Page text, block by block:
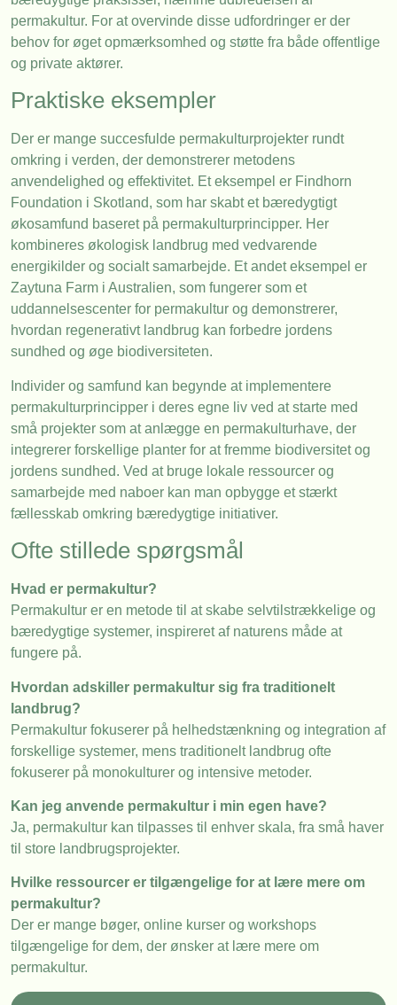
permakultur. For at overvinde disse udfordringer er der
behov for øget opmærksomhed og støtte fra både offentlige
og private aktører.
Praktiske eksempler
Der er mange succesfulde permakulturprojekter rundt
omkring i verden, der demonstrerer metodens
anvendelighed og effektivitet. Et eksempel er Findhorn
Foundation i Skotland, som har skabt et bæredygtigt
økosamfund baseret på permakulturprincipper. Her
kombineres økologisk landbrug med vedvarende
energikilder og socialt samarbejde. Et andet eksempel er
Zaytuna Farm i Australien, som fungerer som et
uddannelsescenter for permakultur og demonstrerer,
hvordan regenerativt landbrug kan forbedre jordens
sundhed og øge biodiversiteten.
Individer og samfund kan begynde at implementere
permakulturprincipper i deres egne liv ved at starte med
små projekter som at anlægge en permakulturhave, der
integrerer forskellige planter for at fremme biodiversitet og
jordens sundhed. Ved at bruge lokale ressourcer og
samarbejde med naboer kan man opbygge et stærkt
fællesskab omkring bæredygtige initiativer.
Ofte stillede spørgsmål
Hvad er permakultur?
Permakultur er en metode til at skabe selvtilstrækkelige og
bæredygtige systemer, inspireret af naturens måde at
fungere på.
Hvordan adskiller permakultur sig fra traditionelt
landbrug?
Permakultur fokuserer på helhedstænkning og integration af
forskellige systemer, mens traditionelt landbrug ofte
fokuserer på monokulturer og intensive metoder.
Kan jeg anvende permakultur i min egen have?
Ja, permakultur kan tilpasses til enhver skala, fra små haver
til store landbrugsprojekter.
Hvilke ressourcer er tilgængelige for at lære mere om
permakultur?
Der er mange bøger, online kurser og workshops
tilgængelige for dem, der ønsker at lære mere om
permakultur.